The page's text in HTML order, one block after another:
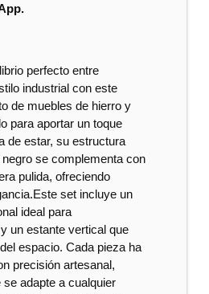
perfecto entre
industrial con este
de muebles de hierro y
para aportar un toque
de estar, su estructura
se complementa con
pulida, ofreciendo
set incluye un
ideal para
un estante vertical que
espacio. Cada pieza ha
precisión artesanal,
se adapte a cualquier